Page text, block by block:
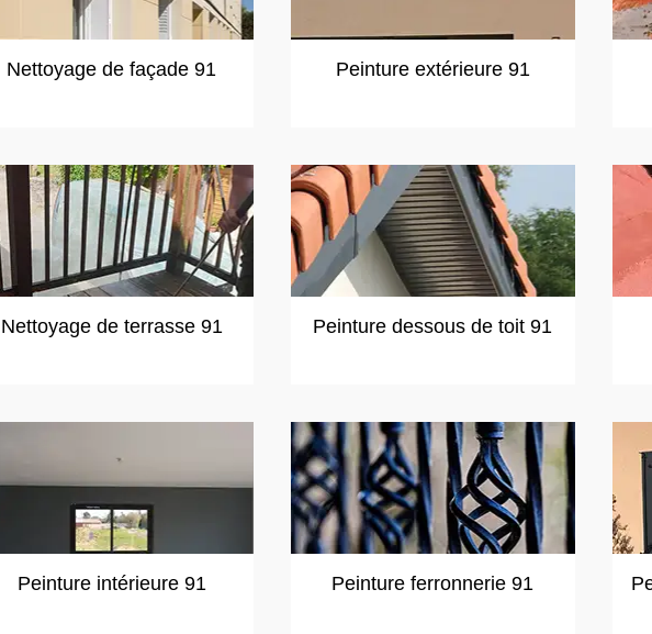
Nettoyage de façade 91 Peinture extérieure 91
Nettoyage de terrasse 91 Peinture dessous de toit 91
Peinture intérieure 91 Peinture ferronnerie 91